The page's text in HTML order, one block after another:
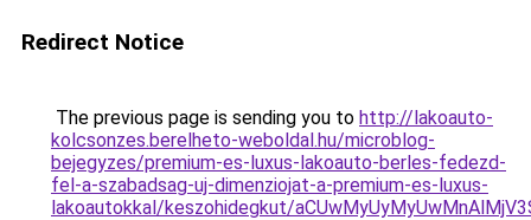
Redirect Notice
The previous page is sending you to http://lakoauto-
kolcsonzes.berelheto-weboldal.hu/microblog-
bejegyzes/premium-es-luxus-lakoauto-berles-fedezd-
fel-a-szabadsag-uj-dimenziojat-a-premium-es-luxus-
lakoautokkal/keszohidegkut/